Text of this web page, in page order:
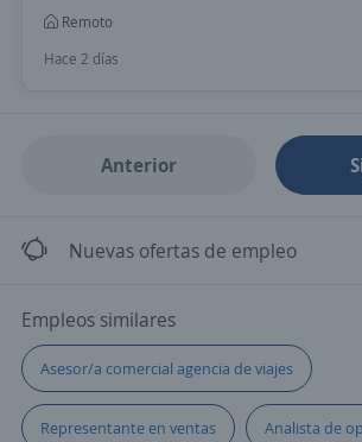
Remoto
Hace 2 días
Anterior
Nuevas ofertas de empleo
Empleos similares
Asesor/a comercial agencia de viajes
Representante en ventas Analista de